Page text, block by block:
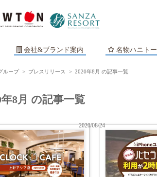
会社&ブランド案内 名物ハニトー
ループ > プレスリリース > 2020年8月 の記事一覧
年8月 の記事一覧
2020/08/24